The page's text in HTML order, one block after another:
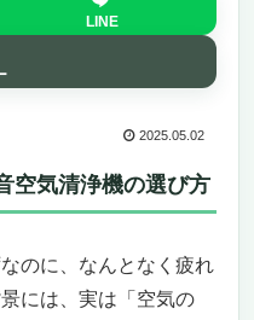
LINE
2025.05.02
空気清浄機の選び方
のに、なんとなく疲れ
には、実は「空気の